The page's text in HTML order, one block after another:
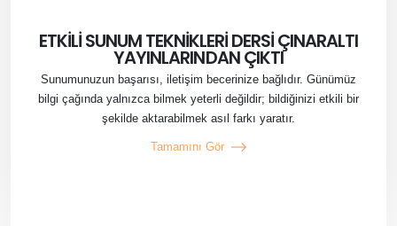
ETKİLİ SUNUM TEKNİKLERİ DERSİ ÇINARALTI
YAYINLARINDAN ÇIKTI
Sunumunuzun başarısı, iletişim becerinize bağlıdır. Günümüz
bilgi çağında yalnızca bilmek yeterli değildir; bildiğinizi etkili bir
şekilde aktarabilmek asıl farkı yaratır.
Tamamını Gör